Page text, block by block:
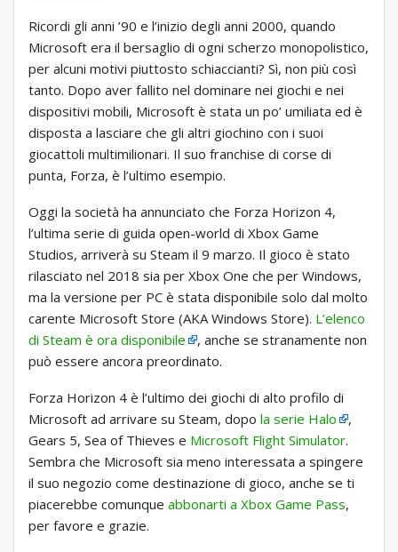
Ricordi gli anni ’90 e l’inizio degli anni 2000, quando
Microsoft era il bersaglio di ogni scherzo monopolistico,
per alcuni motivi piuttosto schiaccianti? Sì, non più così
tanto. Dopo aver fallito nel dominare nei giochi e nei
dispositivi mobili, Microsoft è stata un po’ umiliata ed è
disposta a lasciare che gli altri giochino con i suoi
giocattoli multimilionari. Il suo franchise di corse di
punta, Forza, è l’ultimo esempio.
Oggi la società ha annunciato che Forza Horizon 4,
l’ultima serie di guida open-world di Xbox Game
Studios, arriverà su Steam il 9 marzo. Il gioco è stato
rilasciato nel 2018 sia per Xbox One che per Windows,
ma la versione per PC è stata disponibile solo dal molto
carente Microsoft Store (AKA Windows Store). L’elenco
di Steam è ora disponibile
, anche se stranamente non
può essere ancora preordinato.
Forza Horizon 4 è l’ultimo dei giochi di alto profilo di
Microsoft ad arrivare su Steam, dopo la serie Halo
,
Gears 5, Sea of ​​Thieves e Microsoft Flight Simulator.
Sembra che Microsoft sia meno interessata a spingere
il suo negozio come destinazione di gioco, anche se ti
piacerebbe comunque abbonarti a Xbox Game Pass,
per favore e grazie.